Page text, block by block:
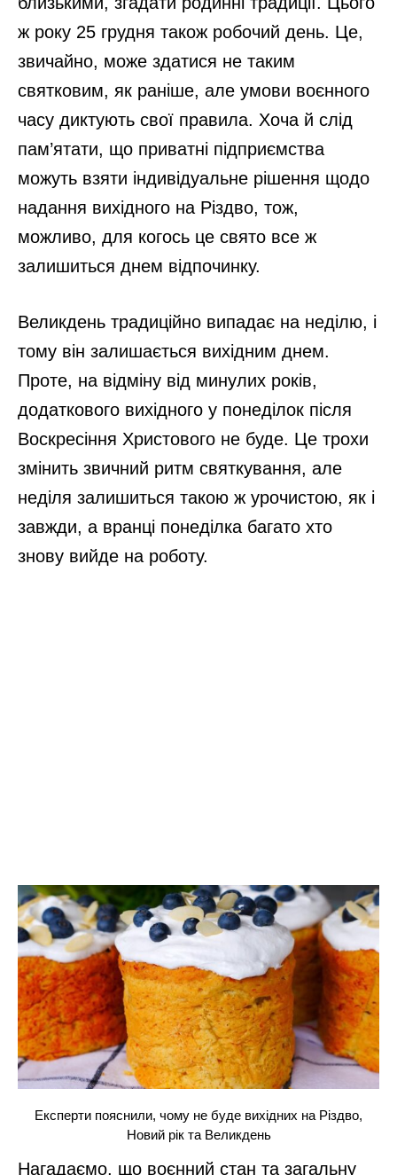
ж року 25 грудня також робочий день. Це,
звичайно, може здатися не таким
святковим, як раніше, але умови воєнного
часу диктують свої правила. Хоча й слід
пам’ятати, що приватні підприємства
можуть взяти індивідуальне рішення щодо
надання вихідного на Різдво, тож,
можливо, для когось це свято все ж
залишиться днем відпочинку.
Великдень традиційно випадає на неділю, і
тому він залишається вихідним днем.
Проте, на відміну від минулих років,
додаткового вихідного у понеділок після
Воскресіння Христового не буде. Це трохи
змінить звичний ритм святкування, але
неділя залишиться такою ж урочистою, як і
завжди, а вранці понеділка багато хто
знову вийде на роботу.
Експерти пояснили, чому не буде вихідних на Різдво,
Новий рік та Великдень
Нагадаємо, що воєнний стан та загальну